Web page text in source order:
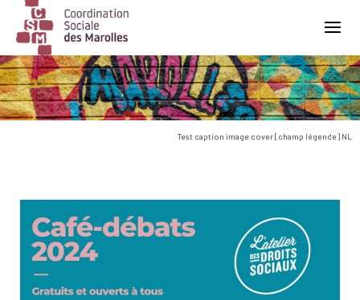
Main Navigation
Test caption image cover [champ légende] NL